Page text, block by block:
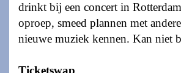
drinkt bij een concert in
oproep, smeed plannen met
nieuwe muziek kennen. Kan niet
Ticketswap